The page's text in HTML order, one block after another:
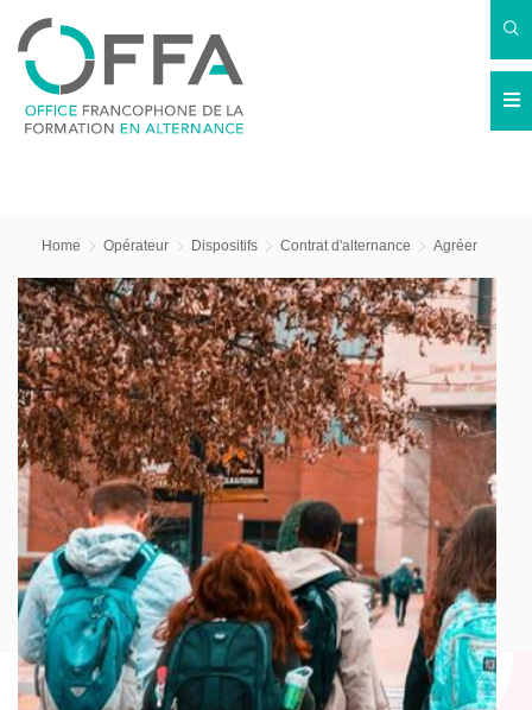
Home Opérateur Dispositifs Contrat d'alternance Agréer